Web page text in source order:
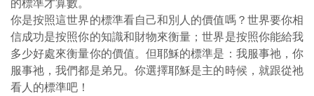
你是按照這世界的標準看自己和別人的價值嗎？世界要你相
信成功是按照你的知識和財物來衡量；世界是按照你能給我
多少好處來衡量你的價值。但耶穌的標準是：我服事祂，你
服事祂，我們都是弟兄。你選擇耶穌是主的時候，就跟從祂
看人的標準吧！